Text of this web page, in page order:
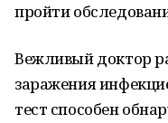
пройти
Вежливый доктор
заражения
тест способен